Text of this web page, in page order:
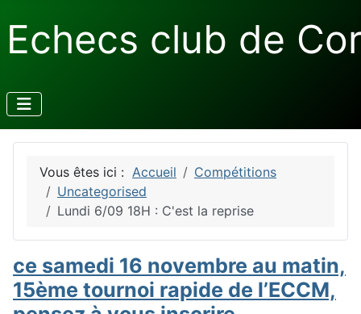
Echecs club de
Vous êtes ici : Accueil
Compétitions
Uncategorised
Lundi 6/09 18H : C'est la reprise
ce samedi 16 novembre au matin,
15ème tournoi rapide de l’ECCM,